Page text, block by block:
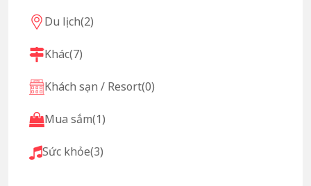
Du lịch(2)
Khác(7)
Khách sạn / Resort(0)
Mua sắm(1)
Sức khỏe(3)